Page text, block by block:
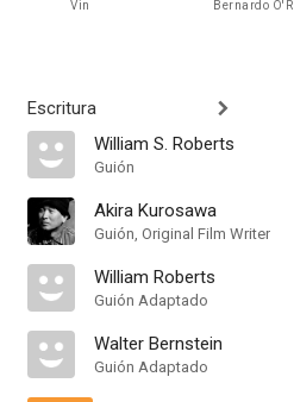
Vin Bernardo
Escritura
William S. Roberts
Guión
Akira Kurosawa
Guión, Original Film Writer
William Roberts
Guión Adaptado
Walter Bernstein
Guión Adaptado